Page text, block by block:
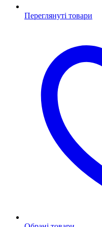
Переглянуті товари